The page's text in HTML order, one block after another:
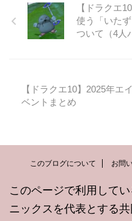
【ドラクエ
使う「いた
ついて（4人
【ドラクエ10】2025年エ
ベントまとめ
このブログについて お問
このページで利用して
ニックスを代表とする